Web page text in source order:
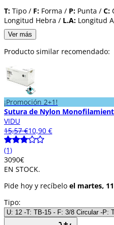
T: Tipo / F: Forma / P: Punta / C:
Longitud Hebra / L.A: Longitud
Ver más
Producto similar recomendado:
¡Promoción 2+1!
Sutura de Nylon
VIDU
15,57 €10,90 €
(1)
3090€
EN STOCK.
Pide hoy y recíbelo el martes,
Tipo: